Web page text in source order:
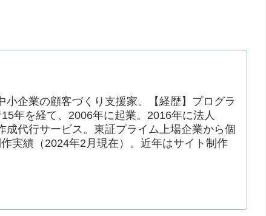
小企業の顧客づくり支援家。【経歴】プログラ
年を経て、2006年に起業。2016年に法人
成代行サービス。東証プライム上場企業から個
実績（2024年2月現在）。近年はサイト制作